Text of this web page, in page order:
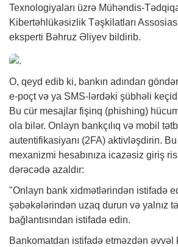
Texnologiyaları üzrə Mühəndis-
Kibertəhlükəsizlik Təşkilatları
eksperti Bəhruz Əliyev bildirib.
O, qeyd edib ki, bankın adından
e-poçt və ya SMS-lərdəki şübhəli
Bu cür mesajlar fişinq (phishing)
ola bilər. Onlayn bankçılıq və mobil
autentifikasiyanı (2FA) aktivləşdirin.
mexanizmi hesabınıza icazəsiz giriş
dərəcədə azaldır:
"Onlayn bank xidmətlərindən istifadə
şəbəkələrindən uzaq durun və yalnız
bağlantısından istifadə edin.
Bankomatdan istifadə etməzdən əvvəl